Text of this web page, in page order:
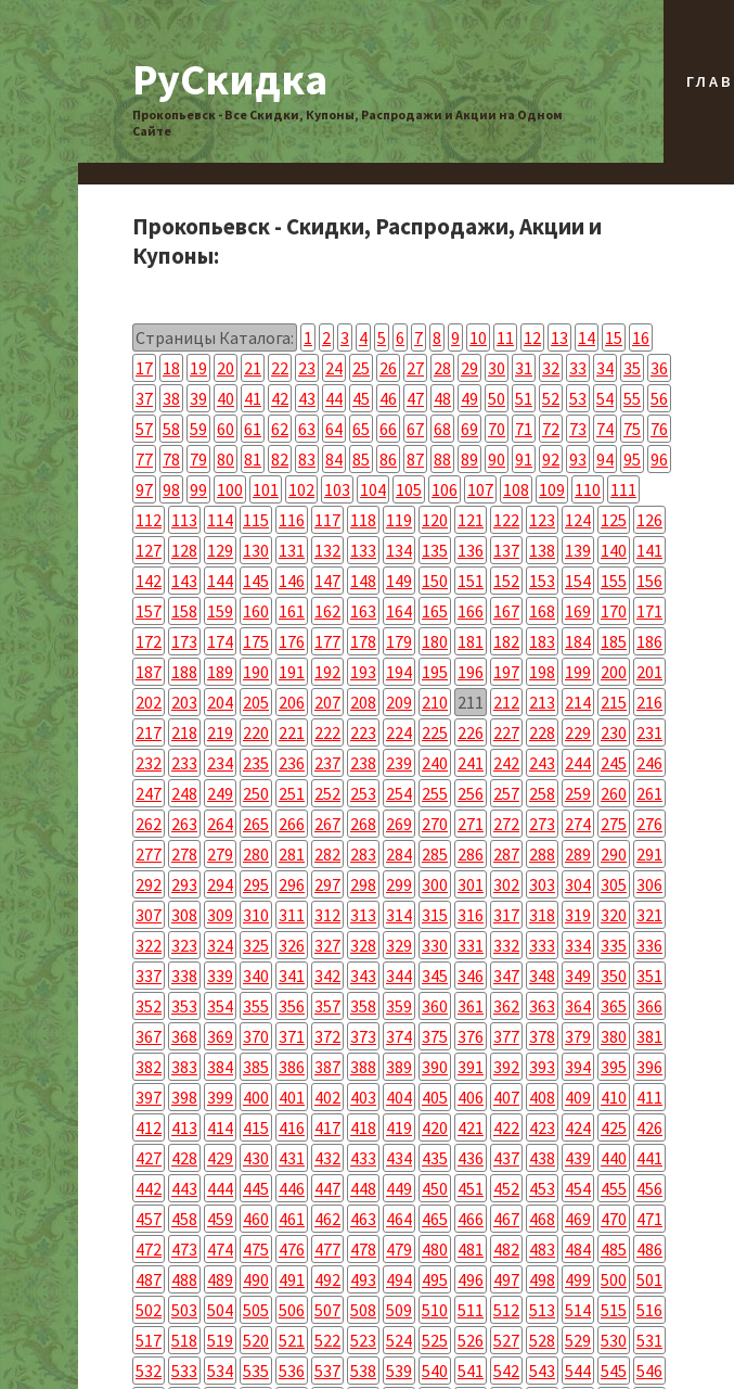
РуСкидка
Прокопьевск - Все Скидки, Купоны, Распродажи и Акции на Одном
Сайте
Прокопьевск - Скидки, Распродажи, Акции и
Купоны:
Страницы Каталога: 1 2 3 4 5 6 7 8 9 10 11 12 13 14 15 16
17 18 19 20 21 22 23 24 25 26 27 28 29 30 31 32 33 34 35 36
37 38 39 40 41 42 43 44 45 46 47 48 49 50 51 52 53 54 55 56
57 58 59 60 61 62 63 64 65 66 67 68 69 70 71 72 73 74 75 76
77 78 79 80 81 82 83 84 85 86 87 88 89 90 91 92 93 94 95 96
97 98 99 100 101 102 103 104 105 106 107 108 109 110 111
112 113 114 115 116 117 118 119 120 121 122 123 124 125 126
127 128 129 130 131 132 133 134 135 136 137 138 139 140 141
142 143 144 145 146 147 148 149 150 151 152 153 154 155 156
157 158 159 160 161 162 163 164 165 166 167 168 169 170 171
172 173 174 175 176 177 178 179 180 181 182 183 184 185 186
187 188 189 190 191 192 193 194 195 196 197 198 199 200 201
202 203 204 205 206 207 208 209 210 211 212 213 214 215 216
217 218 219 220 221 222 223 224 225 226 227 228 229 230 231
232 233 234 235 236 237 238 239 240 241 242 243 244 245 246
247 248 249 250 251 252 253 254 255 256 257 258 259 260 261
262 263 264 265 266 267 268 269 270 271 272 273 274 275 276
277 278 279 280 281 282 283 284 285 286 287 288 289 290 291
292 293 294 295 296 297 298 299 300 301 302 303 304 305 306
307 308 309 310 311 312 313 314 315 316 317 318 319 320 321
322 323 324 325 326 327 328 329 330 331 332 333 334 335 336
337 338 339 340 341 342 343 344 345 346 347 348 349 350 351
352 353 354 355 356 357 358 359 360 361 362 363 364 365 366
367 368 369 370 371 372 373 374 375 376 377 378 379 380 381
382 383 384 385 386 387 388 389 390 391 392 393 394 395 396
397 398 399 400 401 402 403 404 405 406 407 408 409 410 411
412 413 414 415 416 417 418 419 420 421 422 423 424 425 426
427 428 429 430 431 432 433 434 435 436 437 438 439 440 441
442 443 444 445 446 447 448 449 450 451 452 453 454 455 456
457 458 459 460 461 462 463 464 465 466 467 468 469 470 471
472 473 474 475 476 477 478 479 480 481 482 483 484 485 486
487 488 489 490 491 492 493 494 495 496 497 498 499 500 501
502 503 504 505 506 507 508 509 510 511 512 513 514 515 516
517 518 519 520 521 522 523 524 525 526 527 528 529 530 531
532 533 534 535 536 537 538 539 540 541 542 543 544 545 546